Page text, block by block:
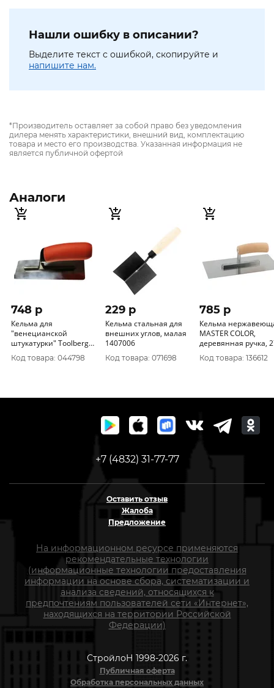
Нашли ошибку в описании?
Выделите текст с ошибкой, скопируйте и
напишите нам.
*Производитель оставляет за собой право без уведомления
дилера менять характеристики, внешний вид, комплектацию
товара и место его производства. Указанная информация не
является публичной офертой
Аналоги
748 p
Кельма для
"венецианской
штукатурки" Toolberg
80х200мм 60 Китай
1403103
Код товара: 044798
229 p
Кельма стальная для
внешних углов, малая
1407006
Код товара: 071698
785 p
Кельма
MASTER COLOR,
деревянная ручка, 270
x 130 мм
Код товара: 136612
+7 (4832) 31-77-77
Оставить отзыв
Жалоба
Предложение
На информационном ресурсе применяются
рекомендательные технологии
(информационные технологии предоставления
информации на основе сбора, систематизации и
анализа сведений, относящихся к
предпочтениям пользователей сети «Интернет»,
находящихся на территории Российской
Федерации)
СтройлоН 1998-2026 г.
Публичная оферта
Обработка персональных данных